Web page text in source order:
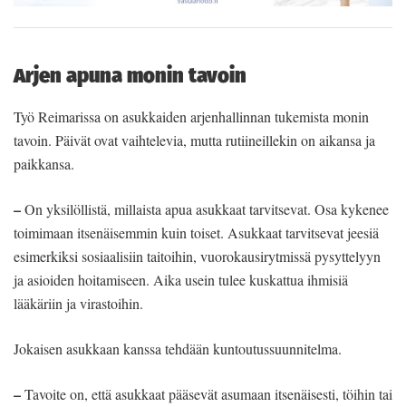
Arjen apuna monin tavoin
Työ Reimarissa on asukkaiden arjenhallinnan tukemista monin
tavoin. Päivät ovat vaihtelevia, mutta rutiineillekin on aikansa ja
paikkansa.
–On yksilöllistä, millaista apua asukkaat tarvitsevat. Osa kykenee
toimimaan itsenäisemmin kuin toiset. Asukkaat tarvitsevat jeesiä
esimerkiksi sosiaalisiin taitoihin, vuorokausirytmissä pysyttelyyn
ja asioiden hoitamiseen. Aika usein tulee kuskattua ihmisiä
lääkäriin ja virastoihin.
Jokaisen asukkaan kanssa tehdään kuntoutussuunnitelma.
–Tavoite on, että asukkaat pääsevät asumaan itsenäisesti, töihin tai